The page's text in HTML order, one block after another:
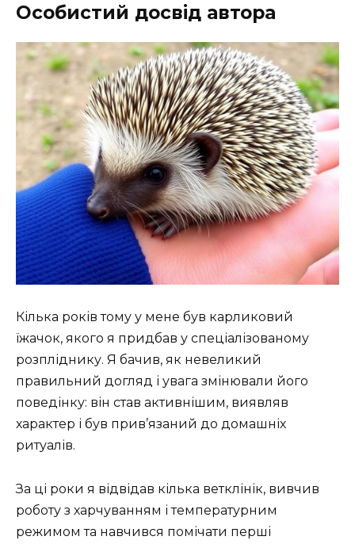
Особистий досвід автора
Кілька років тому у мене був карликовий
їжачок, якого я придбав у спеціалізованому
розпліднику. Я бачив, як невеликий
правильний догляд і увага змінювали його
поведінку: він став активнішим, виявляв
характер і був прив’язаний до домашніх
ритуалів.
За ці роки я відвідав кілька ветклінік, вивчив
роботу з харчуванням і температурним
режимом та навчився помічати перші